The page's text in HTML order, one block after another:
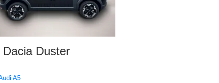
Dacia Duster